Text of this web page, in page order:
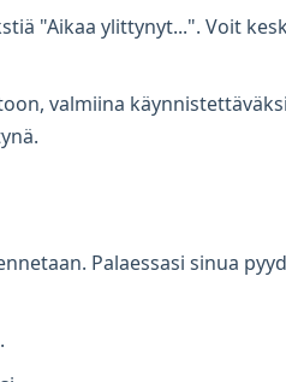
"Aikaa ylittynyt...". Voit
valmiina käynnistettäväksi
Palaessasi sinua